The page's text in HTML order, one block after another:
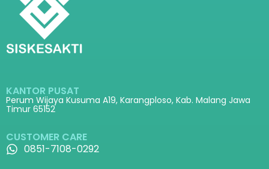
KANTOR PUSAT
Perum Wijaya Kusuma A19, Karangploso, Kab. Malang Jawa
Timur 65152
CUSTOMER CARE
0851-7108-0292